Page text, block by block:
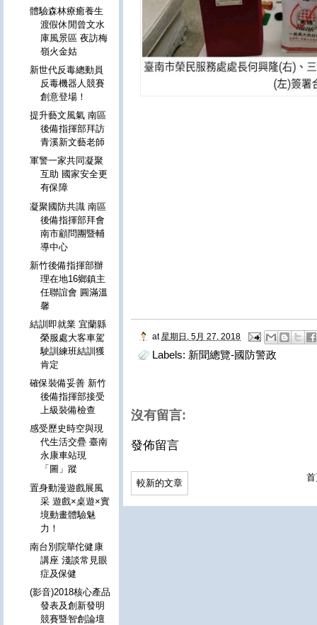
at 星期日, 5月 27, 2018
Labels: 新聞總覽-國防警政
沒有留言:
發佈留言
較新的文章
體驗森林療癒養生
渡假休閒曾文水
庫風景區 夜訪梅
嶺火金姑
新世代反毒總動員
反毒機器人競賽
創意登場！
提升藝文風氣 南區
後備指揮部拜訪
青溪新文藝老師
軍警一家共同凝聚
互助 國家安全更
有保障
凝聚國防共識 南區
後備指揮部拜會
南市顧問團暨輔
導中心
新竹後備指揮部辦
理在地16鄉鎮主
任聯誼會 圓滿溫
馨
結訓即就業 宜蘭縣
榮服處大客車駕
駛訓練班結訓獲
肯定
確保裝備妥善 新竹
後備指揮部接受
上級裝備檢查
感受歷史時空與現
代生活交疊 臺南
永康車站現
「圖」蹤
置身動漫遊戲展風
采 遊戲×桌遊×實
境動畫體驗魅
力！
南台別院華佗健康
講座 淺談常見眼
症及保健
(影音)2018核心產品
發表及創新發明
競賽暨智創論壇